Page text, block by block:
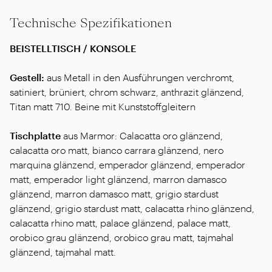
Technische Spezifikationen
BEISTELLTISCH / KONSOLE
Gestell: aus Metall in den Ausführungen verchromt,
satiniert, brüniert, chrom schwarz, anthrazit glänzend,
Titan matt 710. Beine mit Kunststoffgleitern
Tischplatte aus Marmor: Calacatta oro glänzend,
calacatta oro matt, bianco carrara glänzend, nero
marquina glänzend, emperador glänzend, emperador
matt, emperador light glänzend, marron damasco
glänzend, marron damasco matt, grigio stardust
glänzend, grigio stardust matt, calacatta rhino glänzend,
calacatta rhino matt, palace glänzend, palace matt,
orobico grau glänzend, orobico grau matt, tajmahal
glänzend, tajmahal matt.